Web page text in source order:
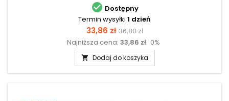
 Dostępny
Termin wysyłki 1 dzień
Cena
33,86 zł Cena
podstawowa
36,80 zł
Najniższa cena: 33,86 zł 0%
 Dodaj do koszyka